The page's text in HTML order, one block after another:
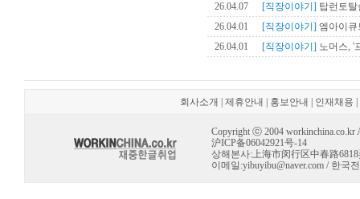
26.04.07
[직장이야기] 탑런토탈
26.04.01
[직장이야기] 엠아이큐
26.04.01
[직장이야기] 노머스, '
회사소개 제휴안내 홍보안내 인재채용
Copyright ⓒ 2004 workinchina.co.kr
沪ICP备06042921号-14
상해본사:上海市闵行区中春路6818
이메일:yibuyibu@naver.com/ 한국전